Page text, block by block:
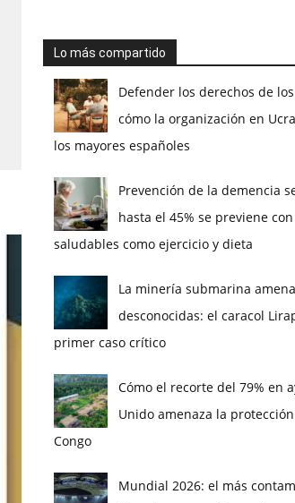
Lo más compartido
Defender los derechos de
cómo la organización en
los mayores españoles
Prevención de la demencia
hasta el 45% se previene
saludables como ejercicio y dieta
La minería submarina
desconocidas: el caracol
primer caso crítico
Cómo el recorte del 79% en
Unido amenaza la
Congo
Mundial 2026: el más